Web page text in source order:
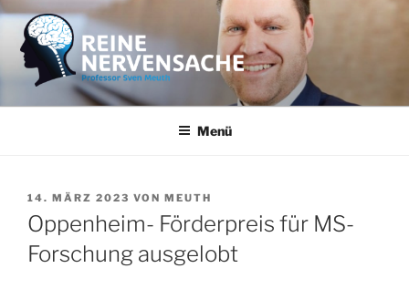
Zum
Inhalt
springen
REINE NERVENSACHE
Professor Sven Meuth
Menü
VERÖFFENTLICHT
AM
14. MÄRZ 2023 VON MEUTH
Oppenheim- Förderpreis für MS-
Forschung ausgelobt